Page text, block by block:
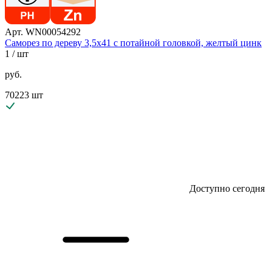
Арт. WN00054292
Саморез по дереву 3,5х41 с потайной головкой, желтый цинк
1 / шт
руб.
70223 шт
Доступно сегодня